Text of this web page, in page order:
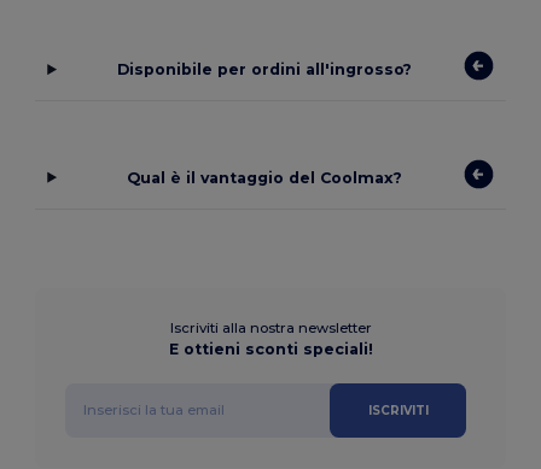
Disponibile per ordini all'ingrosso?
Qual è il vantaggio del Coolmax?
Iscriviti alla nostra newsletter
E ottieni sconti speciali!
ISCRIVITI